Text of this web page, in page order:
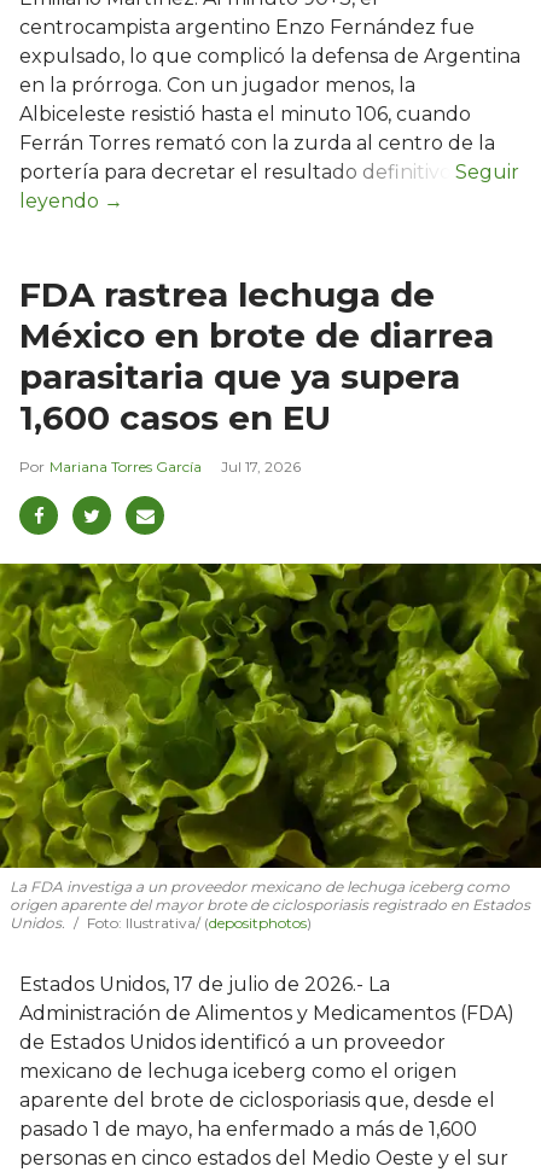
centrocampista argentino Enzo Fernández fue
expulsado, lo que complicó la defensa de Argentina
en la prórroga. Con un jugador menos, la
Albiceleste resistió hasta el minuto 106, cuando
Ferrán Torres remató con la zurda al centro de la
portería para decretar el resultado definitivo.
FDA rastrea lechuga de
México en brote de diarrea
parasitaria que ya supera
1,600 casos en EU
Mariana Torres García Jul 17, 2026
La FDA investiga a un proveedor mexicano de lechuga iceberg como
origen aparente del mayor brote de ciclosporiasis registrado en Estados
Unidos.
Foto: Ilustrativa/ (depositphotos)
Estados Unidos, 17 de julio de 2026.- La
Administración de Alimentos y Medicamentos (FDA)
de Estados Unidos identificó a un proveedor
mexicano de lechuga iceberg como el origen
aparente del brote de ciclosporiasis que, desde el
pasado 1 de mayo, ha enfermado a más de 1,600
personas en cinco estados del Medio Oeste y el sur